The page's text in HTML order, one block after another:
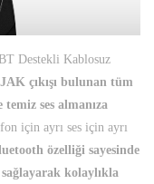
Destekli Kablosuz
çıkışı bulunan tüm
ses almanıza
için ayrı ses için ayrı
özelliği sayesinde
kolaylıkla